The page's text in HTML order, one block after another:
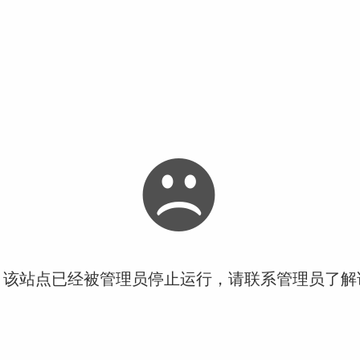
站点已经被管理员停止运行，请联系管理员了